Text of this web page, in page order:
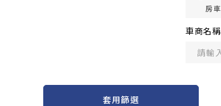
房車
車商名稱
套用篩選